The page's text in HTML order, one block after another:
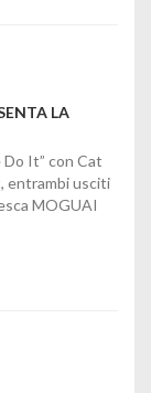
LA
It” con Cat
entrambi usciti
MOGUAI